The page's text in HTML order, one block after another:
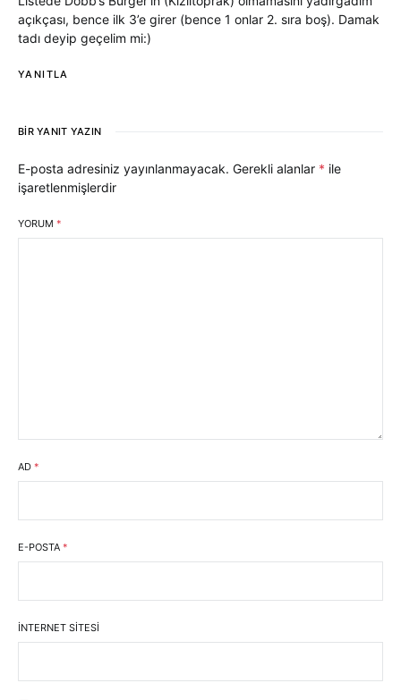
açıkçası, bence ilk 3’e girer (bence 1 onlar 2. sıra boş). Damak
tadı deyip geçelim mi:)
YANITLA
BIR YANIT YAZIN
E-posta adresiniz yayınlanmayacak. Gerekli alanlar * ile
işaretlenmişlerdir
YORUM *
AD *
E-POSTA *
İNTERNET SITESI